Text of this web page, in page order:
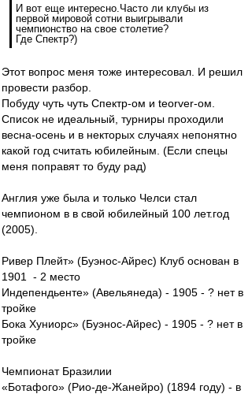
И вот еще интересно.Часто ли клубы из
первой мировой сотни выигрывали
чемпионство на свое столетие?
Где Спектр?)
Этот вопрос меня тоже интересовал. И решил
провести разбор.
Побуду чуть чуть Спектр-ом и teorver-ом.
Список не идеальный, турниры проходили
весна-осень и в некторых случаях непонятно
какой год считать юбилейным. (Если спецы
меня поправят то буду рад)
Англия уже была и только Челси стал
чемпионом в в свой юбилейный 100 лет.год
(2005).
Ривер Плейт» (Буэнос-Айрес) Клуб основан в
1901 - 2 место
Индепендьенте» (Авельянеда) - 1905 - ? нет в
тройке
Бока Хуниорс» (Буэнос-Айрес) - 1905 - ? нет в
тройке
Чемпионат Бразилии
«Ботафого» (Рио-де-Жанейро) (1894 году) - в